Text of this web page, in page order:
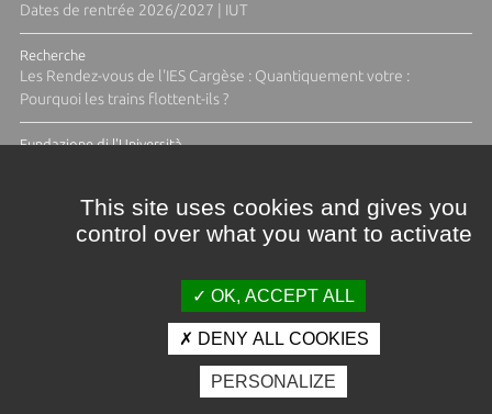
Dates de rentrée 2026/2027 | IUT
Recherche
Les Rendez-vous de l'IES Cargèse : Quantiquement votre :
Pourquoi les trains flottent-ils ?
Fundazione di l'Università
Crédits et mentions légales
Espace presse
Photothèque
This site uses cookies and gives you
control over what you want to activate
OK, ACCEPT ALL
DENY ALL COOKIES
PERSONALIZE